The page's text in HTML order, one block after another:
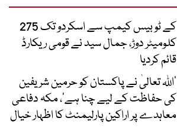
کے ٹو بیس کیمپ سے اسکردو تک 275
کلومیٹر دوڑ، جمال سید نے قومی ریکارڈ
قائم کردیا
’اللہ تعالیٰ نے پاکستان کو حرمین شریفین
کی حفاظت کے لیے چنا ہے‘، مکہ دفاعی
معاہدے پر اراکین پارلیمنٹ کا اظہار خیال